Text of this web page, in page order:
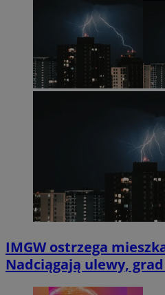
IMGW ostrzega
Nadciągają ulewy,